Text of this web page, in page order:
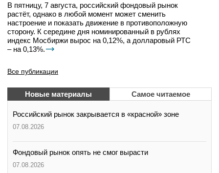
В пятницу, 7 августа, российский фондовый рынок
растёт, однако в любой момент может сменить
настроение и показать движение в противоположную
сторону. К середине дня номинированный в рублях
индекс Мосбиржи вырос на 0,12%, а долларовый РТС
– на 0,13%.
Все публикации
Новые материалы Самое читаемое
Российский рынок закрывается в «красной» зоне
07.08.2026
Фондовый рынок опять не смог вырасти
07.08.2026